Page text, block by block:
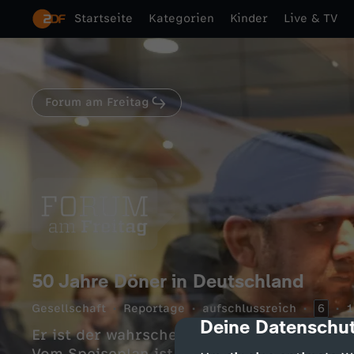
cmp-dialog-
Deine
Startseite Kategorien Kinder Live & TV
Forum am Freitag
50 Jahre Döner in Deutschland
Gesellschaft Reportage aufschlussreich 6
Er ist der wahrscheinlich bekannteste